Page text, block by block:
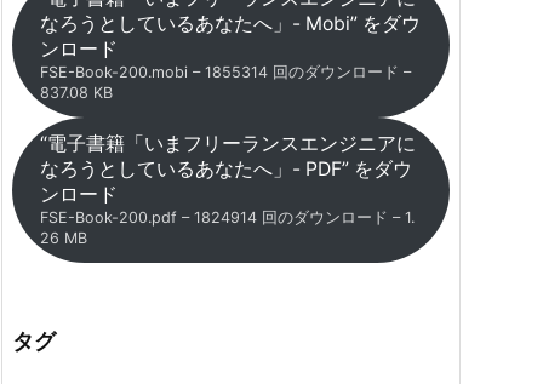
なろうとしているあなたへ」- Mobi” をダウ
ンロード
FSE-Book-200.mobi – 1855314 回のダウンロード –
837.08 KB
“電子書籍「いまフリーランスエンジニアに
なろうとしているあなたへ」- PDF” をダウ
ンロード
FSE-Book-200.pdf – 1824914 回のダウンロード – 1.
26 MB
タグ